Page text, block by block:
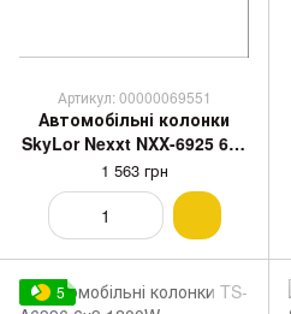
Артикул: 00000069551
Автомобільні колонки
SkyLor Nexxt NXX-6925 6x9
1600W
1 563 грн
5